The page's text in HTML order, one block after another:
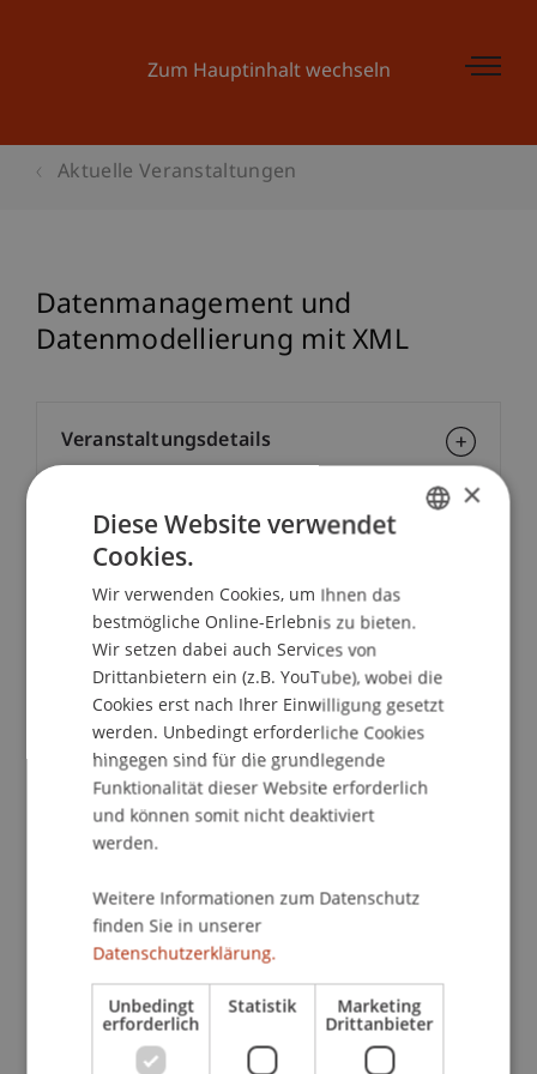
Zum Hauptinhalt wechseln
Aktuelle Veranstaltungen
Datenmanagement und
Datenmodellierung mit XML
Dozierende/Dozierender:
Dr. rer. pol. Sven Overhage
School/Professur:
Institut für Wirtschaftsinformatik
Die standardisierte Sprache XML (Extensible
Markup Language) hat eine grundlegende
zwischen Anwendungssystemen und
Komponenten erlangt. Damit kommt ihr neben
Schlüsselbedeutung für die Systemintegration zu.
Heutzutage stellt XML ein ausgereiftes Konzept
für das Datenmanagement dar, das die Bereiche
Veranstaltungsdetails
Kontakt
×
Diese Website verwendet
Cookies.
Wir verwenden Cookies, um Ihnen das
bestmögliche Online-Erlebnis zu bieten.
Wir setzen dabei auch Services von
Drittanbietern ein (z.B. YouTube), wobei die
Cookies erst nach Ihrer Einwilligung gesetzt
werden. Unbedingt erforderliche Cookies
hingegen sind für die grundlegende
Funktionalität dieser Website erforderlich
und können somit nicht deaktiviert
werden.
Weitere Informationen zum Datenschutz
finden Sie in unserer
Datenschutzerklärung.
Unbedingt
erforderlich
Statistik Marketing
Drittanbieter